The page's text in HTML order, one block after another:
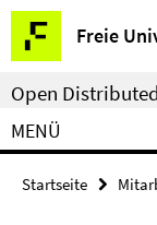
Springe
direkt
zu
Inhalt
Freie
Service-
Navigation
Open
MENÜ
Startseite